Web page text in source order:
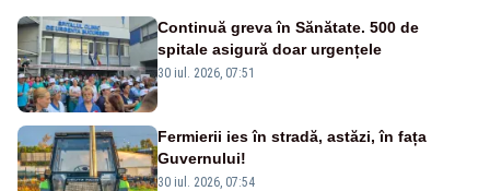
Continuă greva în Sănătate. 500 de
spitale asigură doar urgențele
30 iul. 2026, 07:51
Fermierii ies în stradă, astăzi, în fața
Guvernului!
30 iul. 2026, 07:54